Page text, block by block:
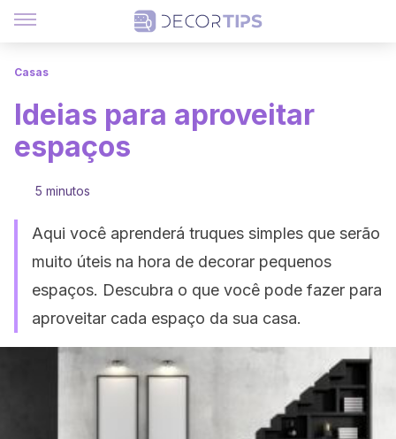
Casas
Ideias para aproveitar
espaços
5 minutos
Aqui você aprenderá truques simples que serão
muito úteis na hora de decorar pequenos
espaços. Descubra o que você pode fazer para
aproveitar cada espaço da sua casa.